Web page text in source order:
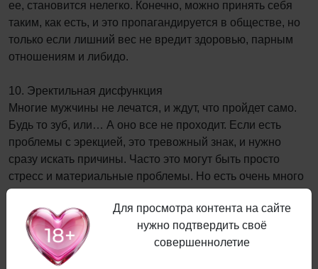
ее, становится нелегко. Конечно, можно принять себя
таким, как есть, и это пропагандируется в обществе, но
только если лишний вес не вредит здоровью, парным
отношениям и либидо.
10. Эректильная дисфункция
Многие мужчины не лечатся, и ждут, что пройдет само.
Будь то зуб, или… А оно все не проходит. Если есть
проблемы с эрекцией, это тревожный знак, и нужно
сразу искать причины. Часто это могут быть просто
стресс и материальные проблемы. Но есть очень много
других причин, связанных с проблемами внутри
организма.
11. Менопауза
Да, мы не молодеем. Но и в менопаузу женщина
Для просмотра контента на сайте
нужно подтвердить своё
совершеннолетие